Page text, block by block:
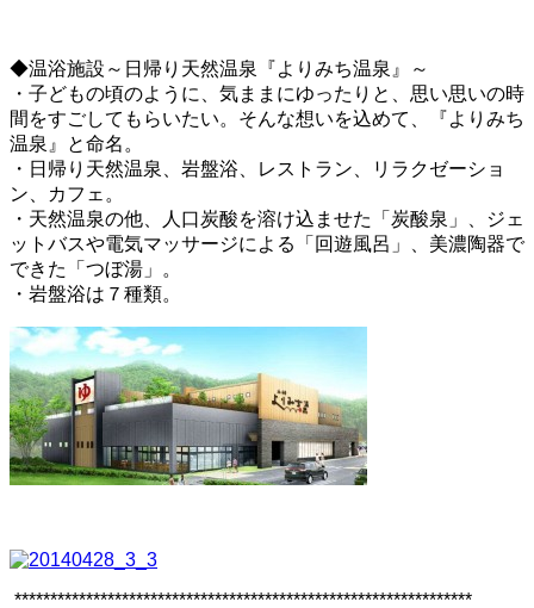
◆温浴施設～日帰り天然温泉『よりみち温泉』～
・子どもの頃のように、気ままにゆったりと、思い思いの時
間をすごしてもらいたい。そんな想いを込めて、『よりみち
温泉』と命名。
・日帰り天然温泉、岩盤浴、レストラン、リラクゼーショ
ン、カフェ。
・天然温泉の他、人口炭酸を溶け込ませた「炭酸泉」、ジェ
ットバスや電気マッサージによる「回遊風呂」、美濃陶器で
できた「つぼ湯」。
・岩盤浴は７種類。
****************************************************************